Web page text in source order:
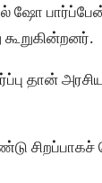
ஷோ
தான்
சிறப்பாகச்